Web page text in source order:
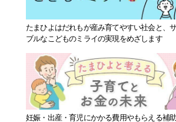
たまひよはだれもが産み育てやすい社会と、
ブルなこどものミライの実現をめざします
妊娠・出産・育児にかかる費用やもらえる補